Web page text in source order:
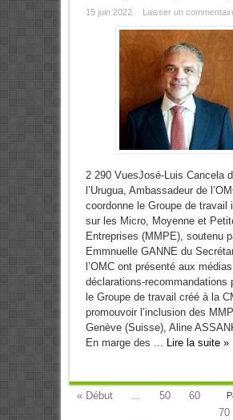
15 juin 2022 Laisser un
2 290 VuesJosé-Luis Cancela
l’Urugua, Ambassadeur de
coordonne le Groupe de travail
sur les Micro, Moyenne et
Entreprises (MMPE), soutenu
Emmnuelle GANNE du
l’OMC ont présenté aux
déclarations-recommandations
le Groupe de travail créé à la
promouvoir l’inclusion des
Genève (Suisse), Aline
En marge des ... Lire la suite »
« Début ... 50
60
70